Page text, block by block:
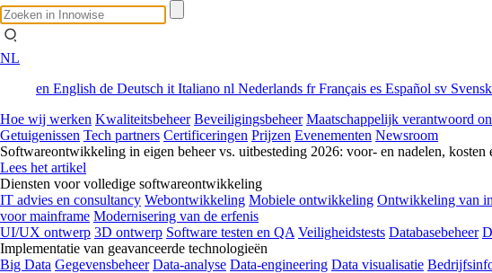
NL
en English de Deutsch it Italiano nl Nederlands frFrançais es Español sv
Hoe wij werken Kwaliteitsbeheer Beveiligingsbeheer Maatschappelijk verantwoord
Getuigenissen Tech partners Certificeringen Prijzen Evenementen Newsroom
Softwareontwikkeling in eigen beheer vs. uitbesteding 2026: voor- en nadelen, kosten
Lees het artikel
Diensten voor volledige softwareontwikkeling
IT advies en consultancy Webontwikkeling Mobiele ontwikkeling Ontwikkeling van
voor mainframe Modernisering van de erfenis
UI/UX ontwerp 3D ontwerp Software testen en QA Veiligheidstests Databasebeheer
Implementatie van geavanceerde technologieën
Big Data Gegevensbeheer Data-analyse Data-engineering Data visualisatie